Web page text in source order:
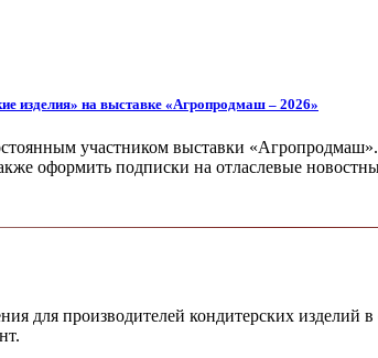
изделия» на выставке «Агропродмаш – 2026»
участником выставки
оформить подписки на отласлевые
для производителей кондитерских изделий